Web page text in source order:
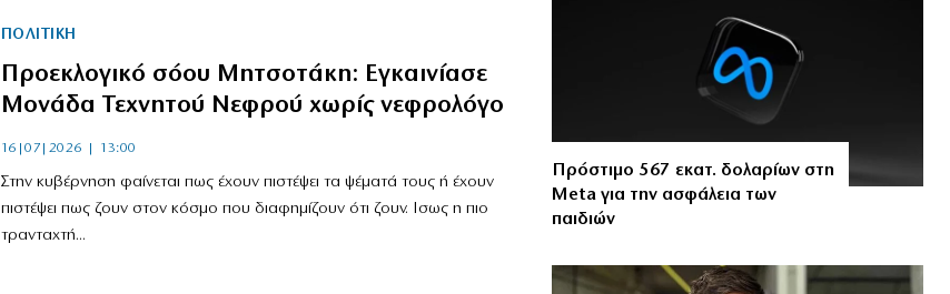
ΠΟΛΙΤΙΚΗ
Προεκλογικό σόου Μητσοτάκη: Εγκαινίασε
Μονάδα Τεχνητού Νεφρού χωρίς νεφρολόγο
16|07|2026 | 13:00
Στην κυβέρνηση φαίνεται πως έχουν πιστέψει τα ψέματά τους ή έχουν
πιστέψει πως ζουν στον κόσμο που διαφημίζουν ότι ζουν. Ισως η πιο
τρανταχτή...
Πρόστιμο 567 εκατ. δολαρίων στη
Meta για την ασφάλεια των
παιδιών